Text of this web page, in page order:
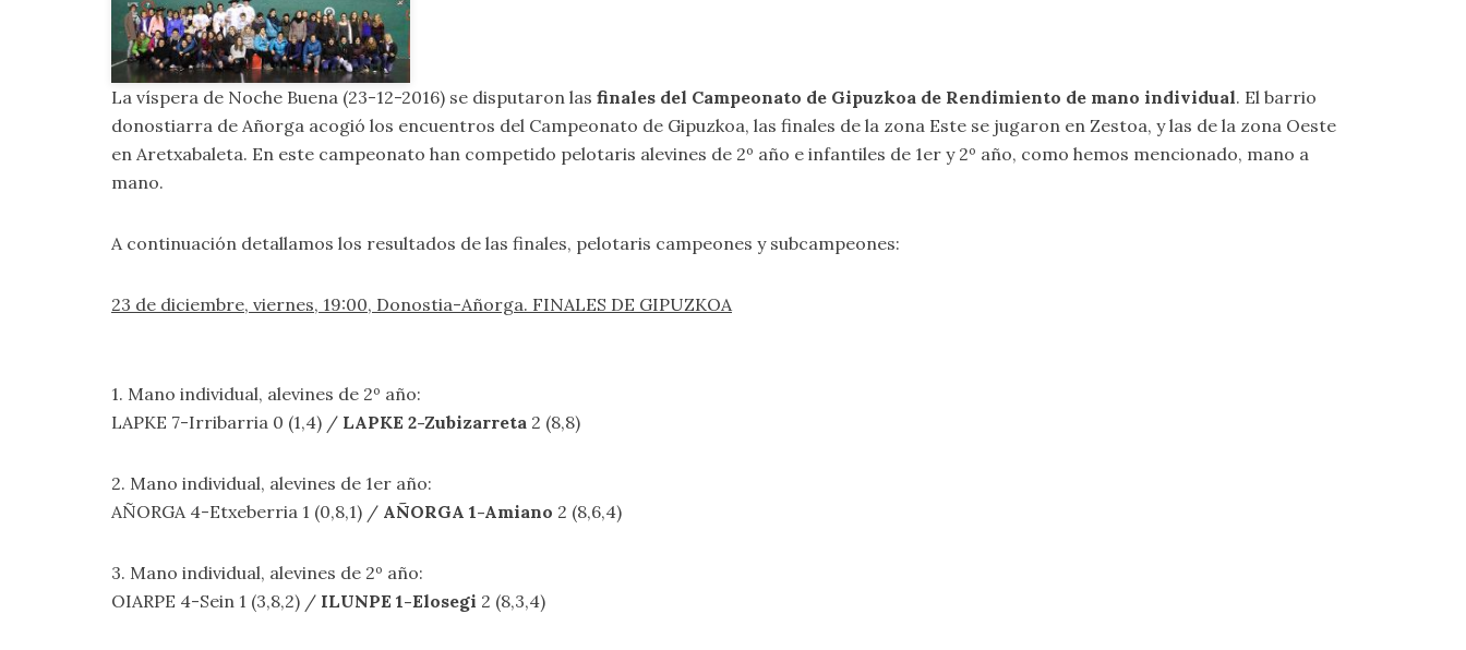
La víspera de Noche Buena (23-12-2016) se disputaron las finales del Campeonato de Gipuzkoa de Rendimiento de mano individual. El barrio
donostiarra de Añorga acogió los encuentros del Campeonato de Gipuzkoa, las finales de la zona Este se jugaron en Zestoa, y las de la zona Oeste
en Aretxabaleta. En este campeonato han competido pelotaris alevines de 2º año e infantiles de 1er y 2º año, como hemos mencionado, mano a
mano.
A continuación detallamos los resultados de las finales, pelotaris campeones y subcampeones:
23 de diciembre, viernes, 19:00, Donostia-Añorga. FINALES DE GIPUZKOA
1. Mano individual, alevines de 2º año:
LAPKE 7-Irribarria 0 (1,4) / LAPKE 2-Zubizarreta 2 (8,8)
2. Mano individual, alevines de 1er año:
AÑORGA 4-Etxeberria 1 (0,8,1) / AÑORGA 1-Amiano 2 (8,6,4)
3. Mano individual, alevines de 2º año:
OIARPE 4-Sein 1 (3,8,2) / ILUNPE 1-Elosegi 2 (8,3,4)